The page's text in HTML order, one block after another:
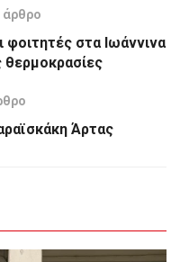
άρθρο
στα Ιωάννινα
Άρτας